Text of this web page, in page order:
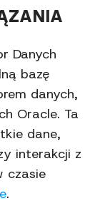
Danych
bazę
danych,
Oracle. Ta
dane,
interakcji z
czasie
.